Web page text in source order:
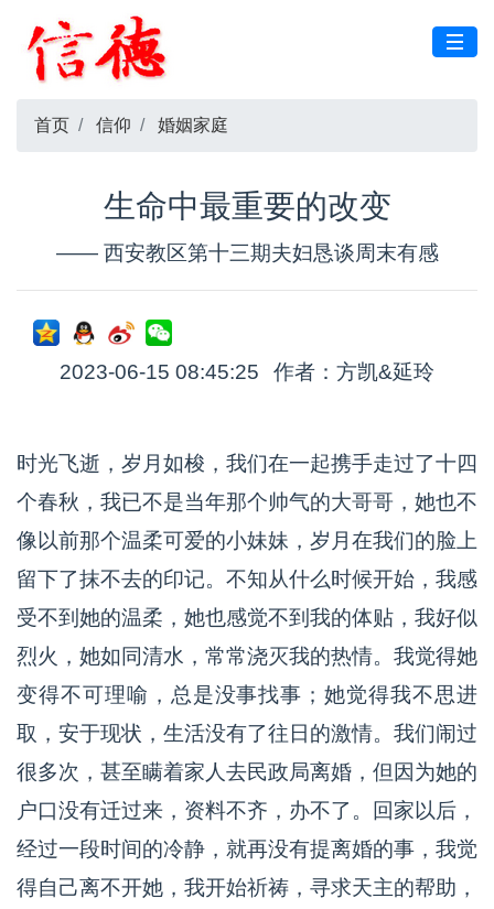
首页 信仰 婚姻家庭
生命中最重要的改变
—— 西安教区第十三期夫妇恳谈周末有感
2023-06-15 08:45:25 作者：方凯&延玲
时光飞逝，岁月如梭，我们在一起携手走过了十四
个春秋，我已不是当年那个帅气的大哥哥，她也不
像以前那个温柔可爱的小妹妹，岁月在我们的脸上
留下了抹不去的印记。不知从什么时候开始，我感
受不到她的温柔，她也感觉不到我的体贴，我好似
烈火，她如同清水，常常浇灭我的热情。我觉得她
变得不可理喻，总是没事找事；她觉得我不思进
取，安于现状，生活没有了往日的激情。我们闹过
很多次，甚至瞒着家人去民政局离婚，但因为她的
户口没有迁过来，资料不齐，办不了。回家以后，
经过一段时间的冷静，就再没有提离婚的事，我觉
得自己离不开她，我开始祈祷，寻求天主的帮助，